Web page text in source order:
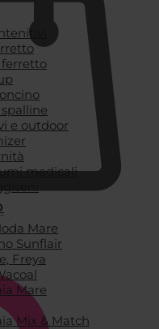
ferretto
e outdoor
medicali
Mare
Sunflair
Freya
Mare
Mix & Match